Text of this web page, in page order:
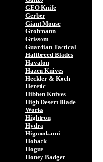
GEO Knife
Gerber
Giant Mouse
Grohmann
Grissom
Guardian Tactical
Halfbreed Blades
Havalon
Hazen Knives
Heckler & Koch
Heretic
Hibben Knives
High Desert Blade
Works
Hightron
Hydra
Higonokami
Hoback
Hogue
Honey Badger